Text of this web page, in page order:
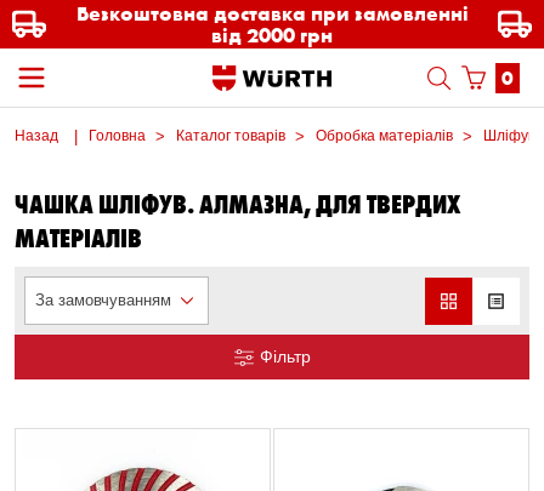
Безкоштовна доставка при замовленні
від 2000 грн
0
Назад Головна Каталог товарів Обробка матеріалів
ЧАШКА ШЛІФУВ. АЛМАЗНА, ДЛЯ ТВЕРДИХ
МАТЕРІАЛІВ
За замовчуванням
Фільтр